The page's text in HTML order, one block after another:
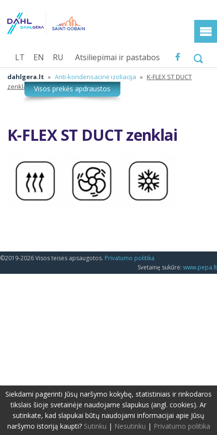
Atsiliepimai ir pastabos
LT EN RU
dahlgera.lt » Anti-kondensacinė izoliacija » K-FLEX ST DUCT
zenklai
K-FLEX ST DUCT zenklai
©2019-2026 Visos teisės apsaugotos. Privatumo politika
Svetainę sukūrė: www.pepa.lt
Siekdami pagerinti Jūsų naršymo kokybę, statistiniais ir rinkodaros
tikslais šioje svetainėje naudojame slapukus (angl. cookies). Ar
sutinkate, kad slapukai būtų naudojami informacijai apie Jūsų
naršymo istoriją kaupti? Sutinku | Nesutinku | Privatumo politika